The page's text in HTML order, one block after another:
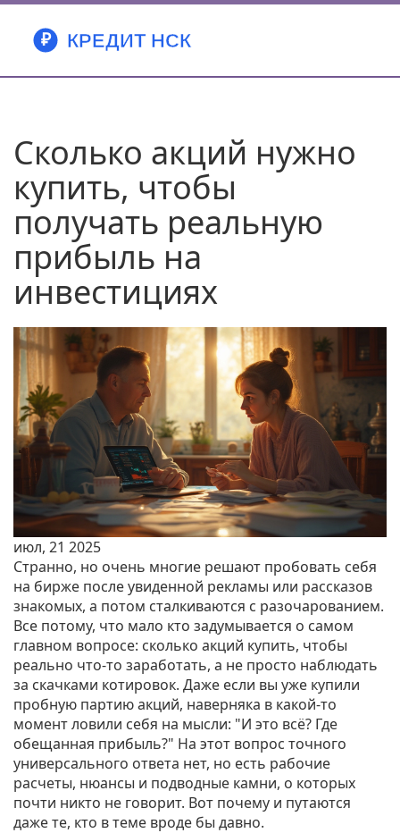
Сколько акций нужно
купить, чтобы
получать реальную
прибыль на
инвестициях
июл, 21 2025
Странно, но очень многие решают пробовать себя
на бирже после увиденной рекламы или рассказов
знакомых, а потом сталкиваются с разочарованием.
Все потому, что мало кто задумывается о самом
главном вопросе: сколько акций купить, чтобы
реально что-то заработать, а не просто наблюдать
за скачками котировок. Даже если вы уже купили
пробную партию акций, наверняка в какой-то
момент ловили себя на мысли: "И это всё? Где
обещанная прибыль?" На этот вопрос точного
универсального ответа нет, но есть рабочие
расчеты, нюансы и подводные камни, о которых
почти никто не говорит. Вот почему и путаются
даже те, кто в теме вроде бы давно.